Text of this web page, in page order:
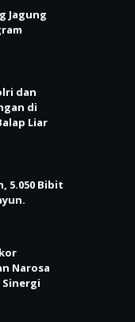
Jagung
dan
di
Liar
5.050 Bibit
Narosa
Sinergi